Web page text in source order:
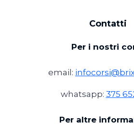
Contatti
Per i nostri
email:
whatsapp: 375
Per altre